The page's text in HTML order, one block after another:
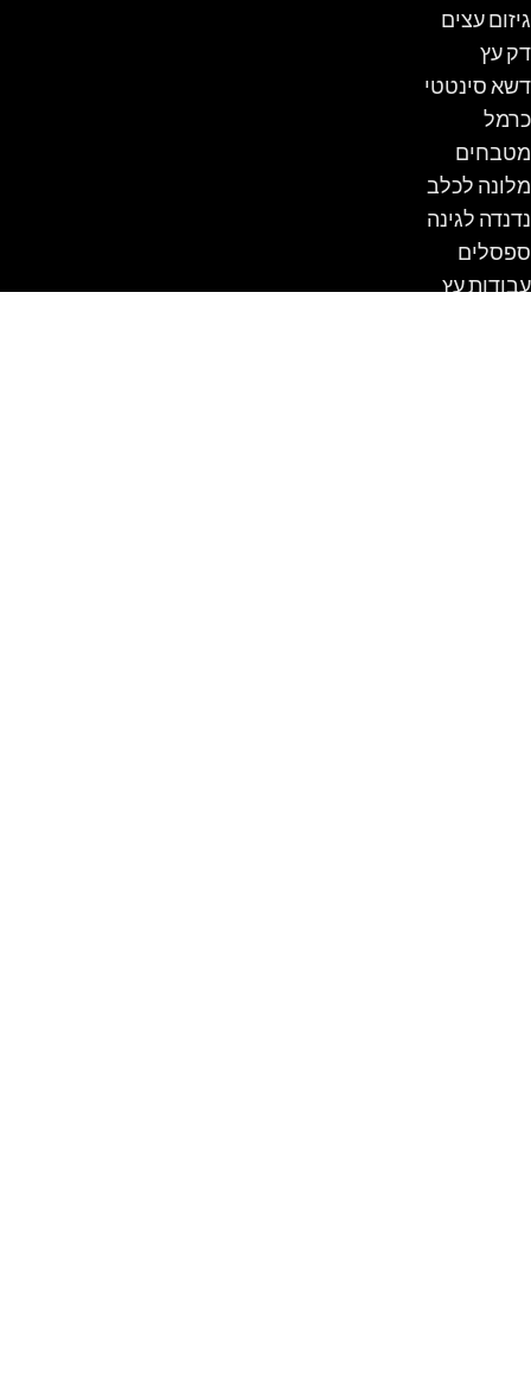
גיזום עצים
דק עץ
דשא סינטטי
כרמל
מטבחים
מלונה לכלב
נדנדה לגינה
ספסלים
עבודות עץ